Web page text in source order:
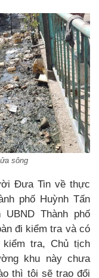
sông
Đưa Tin về thực
phố Huỳnh Tấn
Thành phố
đi kiểm tra và có
tra, Chủ tịch
khu này chưa
thì tôi sẽ trao đổi